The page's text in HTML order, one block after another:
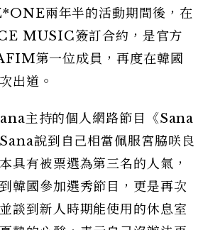
兩年半的活動期間後，在
MUSIC簽訂合約，是官方
第一位成員，再度在韓國
出道。
主持的個人網路節目《Sana
說到自己相當佩服宮脇咲良
具有被票選為第三名的人氣，
韓國參加選秀節目，更是再次
談到新人時期能使用的休息室